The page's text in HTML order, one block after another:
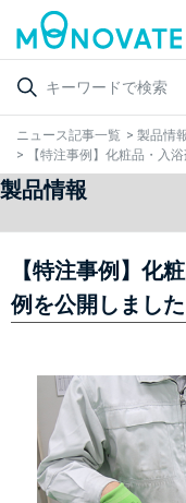
ニュース記事一覧 > 製品情
>
【特注事例】化粧品・入
製品情報
【特注事例】化
例を公開しました